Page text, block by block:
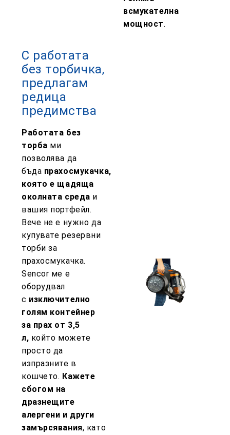
всмукателна
мощност.
С работата
без торбичка,
предлагам
редица
предимства
Работата без
торба ми
позволява да
бъда прахосмукачка,
която е щадяща
околната среда и
вашия портфейл.
Вече не е нужно да
купувате резервни
торби за
прахосмукачка.
Sencor ме е
оборудвал
с изключително
голям контейнер
за прах от 3,5
л, който можете
просто да
изпразните в
кошчето. Кажете
сбогом на
дразнещите
алергени и други
замърсявания, като